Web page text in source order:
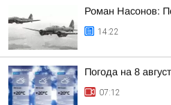
Роман Насонов:
14:22
Погода на 8
07:12